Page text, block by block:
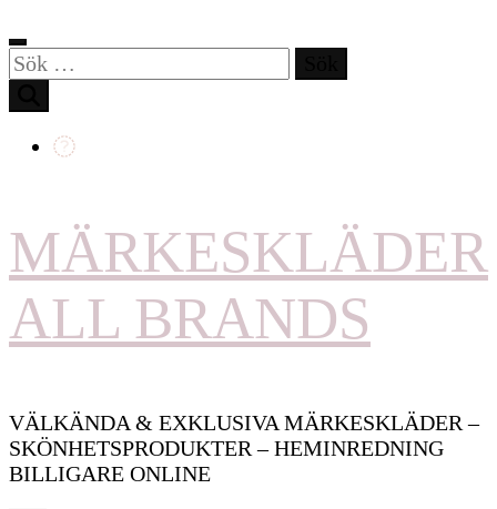
Sök
efter:
MÄRKESKLÄDER
ALL BRANDS
VÄLKÄNDA & EXKLUSIVA MÄRKESKLÄDER –
SKÖNHETSPRODUKTER – HEMINREDNING
BILLIGARE ONLINE